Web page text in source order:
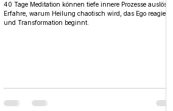
40 Tage Meditation können tiefe innere Prozesse auslösen.
Erfahre, warum Heilung chaotisch wird, das Ego reagiert
und Transformation beginnt.